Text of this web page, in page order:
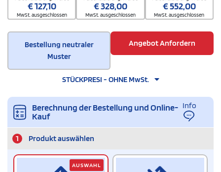
€127,10
MwSt. ausgeschlossen
€328,00
MwSt. ausgeschlossen
€552,00
MwSt. ausgeschlossen
Bestellung neutraler
Muster
Angebot Anfordern
STÜCKPRESI - OHNE MwSt.
Berechnung der Bestellung und Online-
Kauf
Info
1 Produkt auswählen
AUSWAHL